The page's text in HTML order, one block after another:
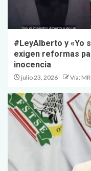
#LeyAlberto y «Yo
exigen reformas
inocencia
julio 23, 2026 Vía: